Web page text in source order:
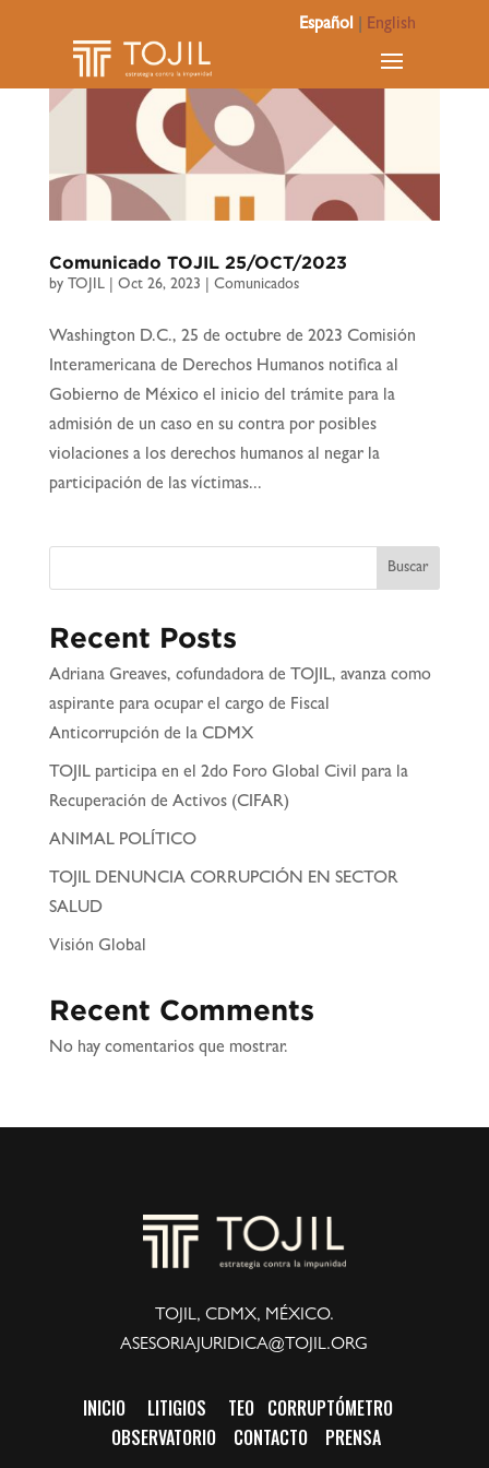
Español English
Comunicado TOJIL 25/OCT/2023
by TOJIL| Oct 26, 2023 Comunicados
Washington D.C., 25 de octubre de 2023 Comisión
Interamericana de Derechos Humanos notifica al
Gobierno de México el inicio del trámite para la
admisión de un caso en su contra por posibles
violaciones a los derechos humanos al negar la
participación de las víctimas...
Buscar
Recent Posts
Adriana Greaves, cofundadora de TOJIL, avanza como
aspirante para ocupar el cargo de Fiscal
Anticorrupción de la CDMX
TOJIL participa en el 2do Foro Global Civil para la
Recuperación de Activos (CIFAR)
ANIMAL POLÍTICO
TOJIL DENUNCIA CORRUPCIÓN EN SECTOR
SALUD
Visión Global
Recent Comments
No hay comentarios que mostrar.
TOJIL, CDMX, MÉXICO.
ASESORIAJURIDICA@TOJIL.ORG
INICIO LITIGIOS TEO CORRUPTÓMETRO
OBSERVATORIO CONTACTO PRENSA